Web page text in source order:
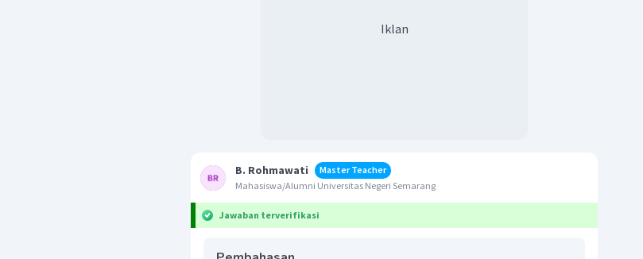
Iklan
B. Rohmawati
Master Teacher
Mahasiswa/Alumni Universitas Negeri Semarang
Jawaban terverifikasi